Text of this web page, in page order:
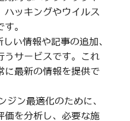
ハッキングやウイルス
。
い情報や記事の追加、
うサービスです。これ
に最新の情報を提供で
ジン最適化のために、
価を分析し、必要な施